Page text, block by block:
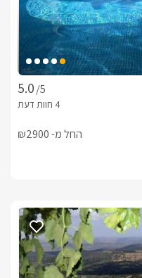
חלב, מים מינרלים, עוגיות, שוקלדים, מעדני חלב, גרנולה, סבונים,
לסוויטה הקלאסית מתחם ספא פרטי עם סאונה יבשה וגקוזי ספא
אמירים נמצאת במיקום טוב ואסרטגי בגליל, ממנה אפשר לצאת
למבחר גדול של אטרקציות. הישוב עצמו נמצא ממש בתוך שמורת
טבע יפהפיה ועטוף בהמון ירוק ושקט.במרחק של חצי שעה תוכלו
/5
החל מ- ₪2900